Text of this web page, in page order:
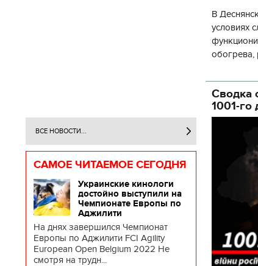
ВСЕ НОВОСТИ...
САМОЕ ЧИТАЕМОЕ СЕГОДНЯ
Украинские кинологи
достойно выступили на
Чемпионате Европы по
Аджилити
На днях завершился Чемпионат
Европы по Аджилити FCI Agility
European Open Belgium 2022 Не
смотря на трудн...
В
условиях
обогрева,
Сводка
1001-